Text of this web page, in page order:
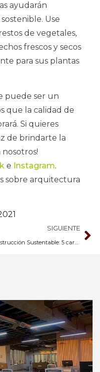
ayudarán
Use
de vegetales,
frescos y secos
para sus plantas
puede ser un
que la calidad de
Si quieres
de brindarte la
nosotros!
e Instagram.
sobre arquitectura
SIGUIENTE
Construcción Sustentable: 5 características